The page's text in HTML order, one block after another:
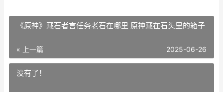
《原神》藏石者言任务老石在哪里 原神藏在石头里的箱子
« 上一篇 2025-06-26
没有了！